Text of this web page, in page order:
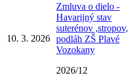
10. 3. 2026
Zmluva o dielo -
Havarijný stav
suterénov ,stropov,
podláh ZŠ Plavé
Vozokany
2026/12